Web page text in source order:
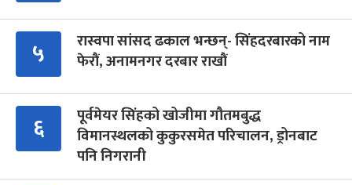
५
रास्वपा सांसद ढकाल भन्छन्- सिंहदरबारको नाम
फेरौं, अनामनगर दरबार राखौं
६
पूर्वमेयर सिंहको खोजीमा गौतमबुद्ध
विमानस्थलको कुकुरसमेत परिचालन, ड्रोनबाट
पनि निगरानी